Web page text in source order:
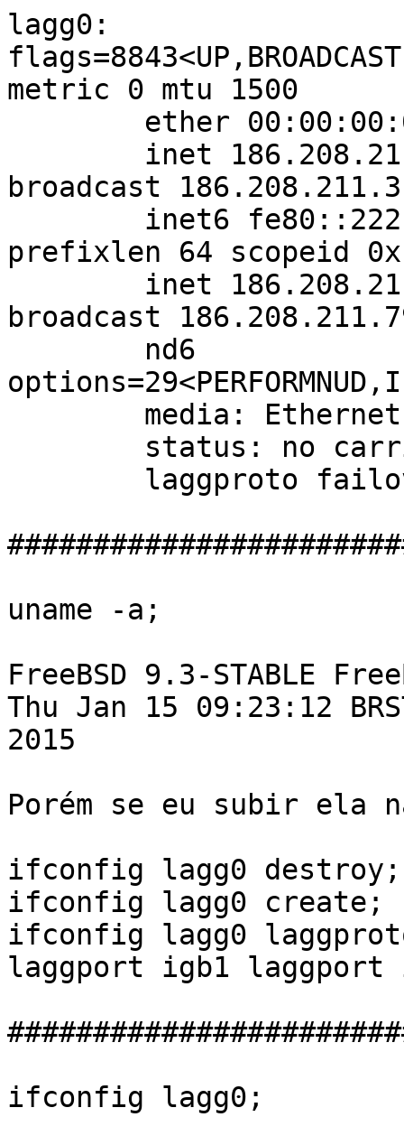
lagg0:
metric 0 mtu 1500
broadcast 186.208.211.3
prefixlen 64 scopeid
broadcast
uname -a;
FreeBSD 9.3-STABLE
Thu Jan 15 09:23:12
2015
Porém se eu subir ela
ifconfig lagg0 destroy;
ifconfig lagg0 create;
ifconfig lagg0
laggport igb1 laggport
ifconfig lagg0;